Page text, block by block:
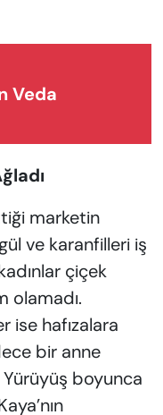
Veda
marketin
ve karanfilleri iş
çiçek
olamadı.
ise hafızalara
bir anne
Yürüyüş boyunca